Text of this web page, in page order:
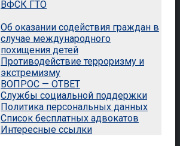
ВФСК ГТО
Об оказании содействия граждан в
случае международного
похищения детей
Противодействие терроризму и
экстремизму
ВОПРОС — ОТВЕТ
Службы социальной поддержки
Политика персональных данных
Список бесплатных адвокатов
Интересные ссылки